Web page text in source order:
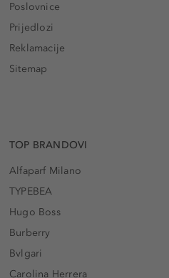
Poslovnice
Prijedlozi
Reklamacije
Sitemap
TOP BRANDOVI
Alfaparf Milano
TYPEBEA
Hugo Boss
Burberry
Bvlgari
Carolina Herrera